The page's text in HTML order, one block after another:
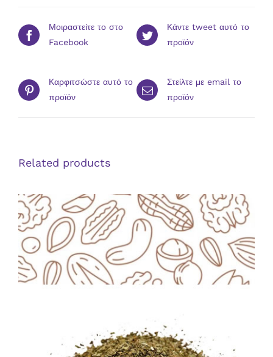
Μοιραστείτε το στο
Facebook
Κάντε tweet αυτό το
προϊόν
Καρφιτσώστε αυτό το
προϊόν
Στείλτε με email το
προϊόν
Related products
ΛΕΠΤΟΜΈΡΕΙΕΣ